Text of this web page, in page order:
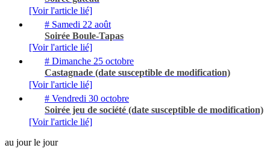
[Voir l'article lié]
# Samedi 22 août
Soirée Boule-Tapas
[Voir l'article lié]
# Dimanche 25 octobre
Castagnade (date susceptible de modification)
[Voir l'article lié]
# Vendredi 30 octobre
Soirée jeu de société (date susceptible de modification)
[Voir l'article lié]
au jour le jour